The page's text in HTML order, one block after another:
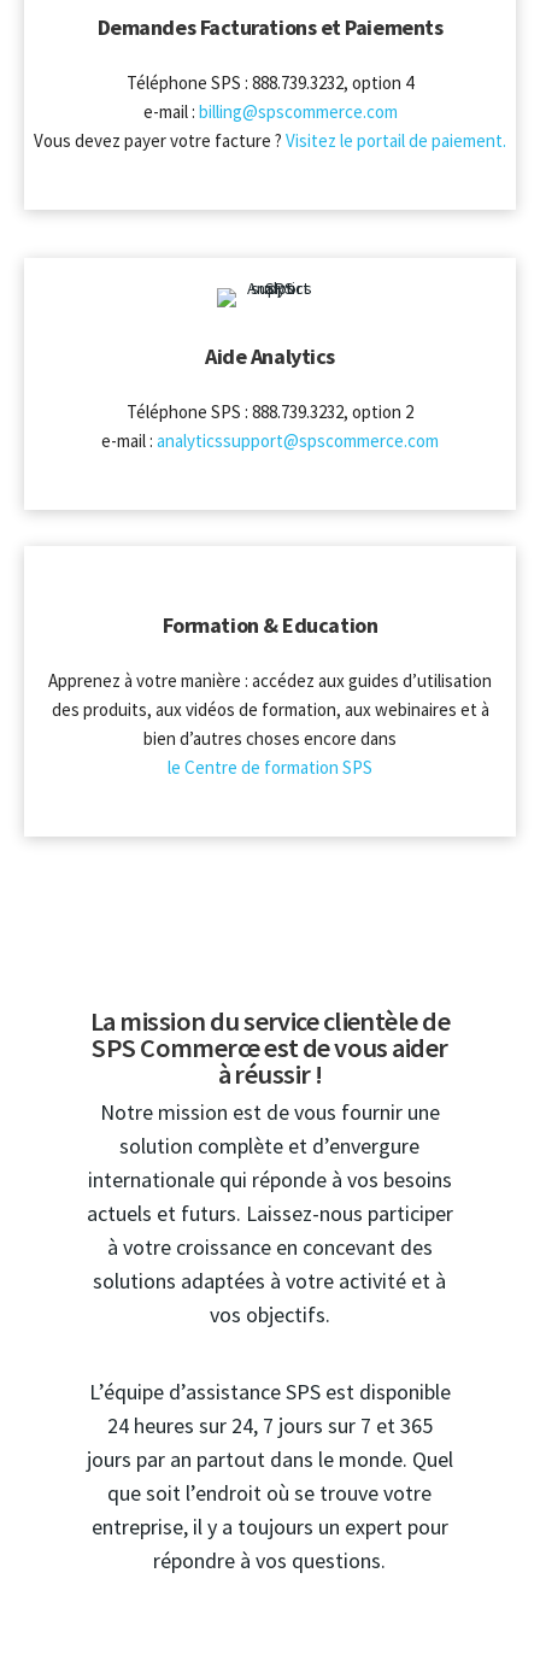
Demandes Facturations et Paiements
Téléphone SPS : 888.739.3232, option 4
e-mail : billing@spscommerce.com
Vous devez payer votre facture ? Visitez le portail de paiement.
Aide Analytics
Téléphone SPS : 888.739.3232, option 2
e-mail : analyticssupport@spscommerce.com
Formation & Education
Apprenez à votre manière : accédez aux guides d’utilisation
des produits, aux vidéos de formation, aux webinaires et à
bien d’autres choses encore dans
le Centre de formation SPS
La mission du service clientèle de
SPS Commerce est de vous aider
à réussir !
Notre mission est de vous fournir une
solution complète et d’envergure
internationale qui réponde à vos besoins
actuels et futurs. Laissez-nous participer
à votre croissance en concevant des
solutions adaptées à votre activité et à
vos objectifs.
L’équipe d’assistance SPS est disponible
24 heures sur 24, 7 jours sur 7 et 365
jours par an partout dans le monde. Quel
que soit l’endroit où se trouve votre
entreprise, il y a toujours un expert pour
répondre à vos questions.